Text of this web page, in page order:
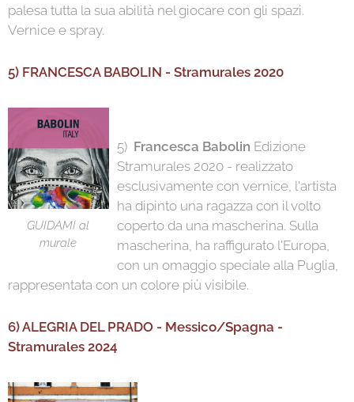
palesa tutta la sua abilità nel giocare con gli spazi.
Vernice e spray.
5) FRANCESCA BABOLIN - Stramurales 2020
GUIDAMI al
murale
5) Francesca Babolin Edizione
Stramurales 2020 - realizzato
esclusivamente con vernice, l'artista
ha dipinto una ragazza con il volto
coperto da una mascherina. Sulla
mascherina, ha raffigurato l'Europa,
con un omaggio speciale alla Puglia,
rappresentata con un colore più visibile.
6) ALEGRIA DEL PRADO - Messico/Spagna -
Stramurales 2024